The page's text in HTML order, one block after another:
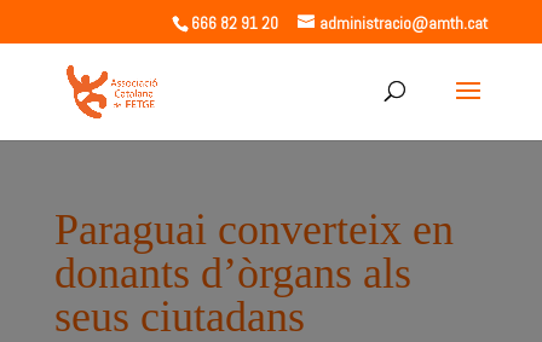
666 82 91 20 administracio@amth.cat
Paraguai converteix en
donants d’òrgans als
seus ciutadans